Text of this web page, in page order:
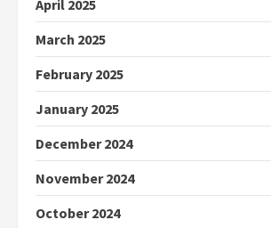
April 2025
March 2025
February 2025
January 2025
December 2024
November 2024
October 2024